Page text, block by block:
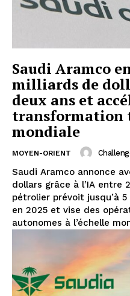
Saudi Aramco
milliards de
deux ans et
transformation
mondiale
MOYEN-ORIENT
Saudi Aramco annonce
dollars grâce à l’IA entre
pétrolier prévoit jusqu’à
en 2025 et vise des
autonomes à l’échelle